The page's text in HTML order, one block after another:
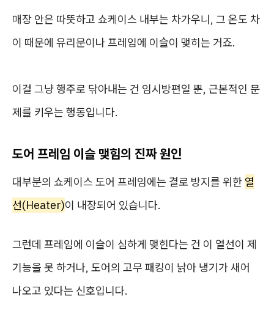
매장 안은 따뜻하고 쇼케이스 내부는 차가우니, 그 온도 차
이 때문에 유리문이나 프레임에 이슬이 맺히는 거죠.
이걸 그냥 행주로 닦아내는 건 임시방편일 뿐, 근본적인 문
제를 키우는 행동입니다.
도어 프레임 이슬 맺힘의 진짜 원인
대부분의 쇼케이스 도어 프레임에는 결로 방지를 위한 열
선(Heater)이 내장되어 있습니다.
그런데 프레임에 이슬이 심하게 맺힌다는 건 이 열선이 제
기능을 못 하거나, 도어의 고무 패킹이 낡아 냉기가 새어
나오고 있다는 신호입니다.